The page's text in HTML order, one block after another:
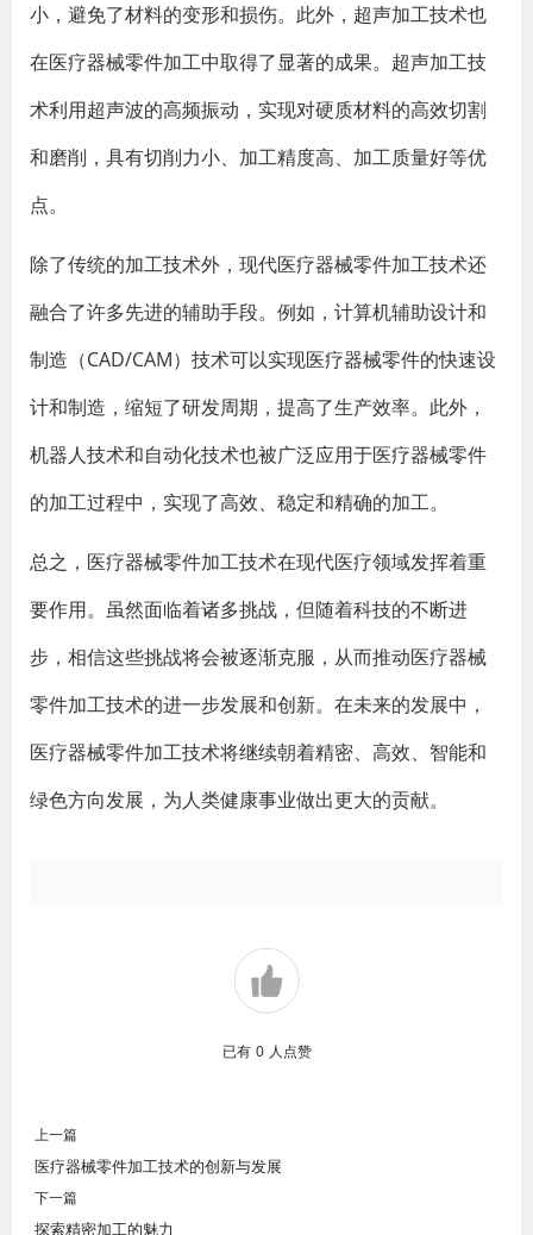
小，避免了材料的变形和损伤。此外，超声加工技术也
在医疗器械零件加工中取得了显著的成果。超声加工技
术利用超声波的高频振动，实现对硬质材料的高效切割
和磨削，具有切削力小、加工精度高、加工质量好等优
点。
除了传统的加工技术外，现代医疗器械零件加工技术还
融合了许多先进的辅助手段。例如，计算机辅助设计和
制造（CAD/CAM）技术可以实现医疗器械零件的快速设
计和制造，缩短了研发周期，提高了生产效率。此外，
机器人技术和自动化技术也被广泛应用于医疗器械零件
的加工过程中，实现了高效、稳定和精确的加工。
总之，医疗器械零件加工技术在现代医疗领域发挥着重
要作用。虽然面临着诸多挑战，但随着科技的不断进
步，相信这些挑战将会被逐渐克服，从而推动医疗器械
零件加工技术的进一步发展和创新。在未来的发展中，
医疗器械零件加工技术将继续朝着精密、高效、智能和
绿色方向发展，为人类健康事业做出更大的贡献。
已有 0 人点赞
上一篇
医疗器械零件加工技术的创新与发展
下一篇
探索精密加工的魅力